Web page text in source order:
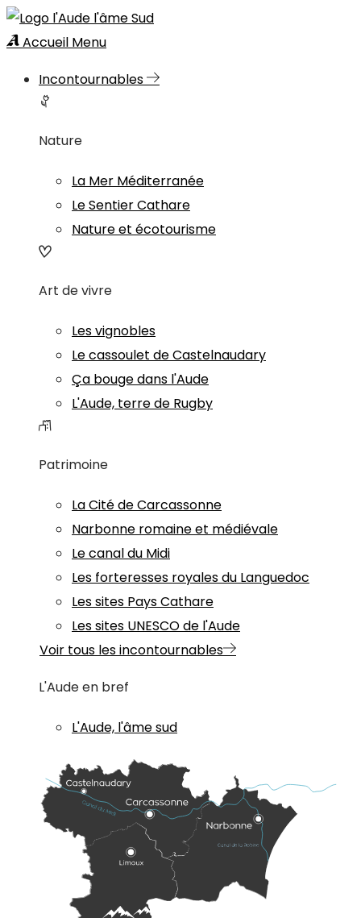
Accueil Menu
Incontournables
Nature
La Mer Méditerranée
Le Sentier Cathare
Nature et écotourisme
Art de vivre
Les vignobles
Le cassoulet de Castelnaudary
Ça bouge dans l'Aude
L'Aude, terre de Rugby
Patrimoine
La Cité de Carcassonne
Narbonne romaine et médiévale
Le canal du Midi
Les forteresses royales du Languedoc
Les sites Pays Cathare
Les sites UNESCO de l'Aude
Voir tous les incontournables
L'Aude en bref
L'Aude, l'âme sud